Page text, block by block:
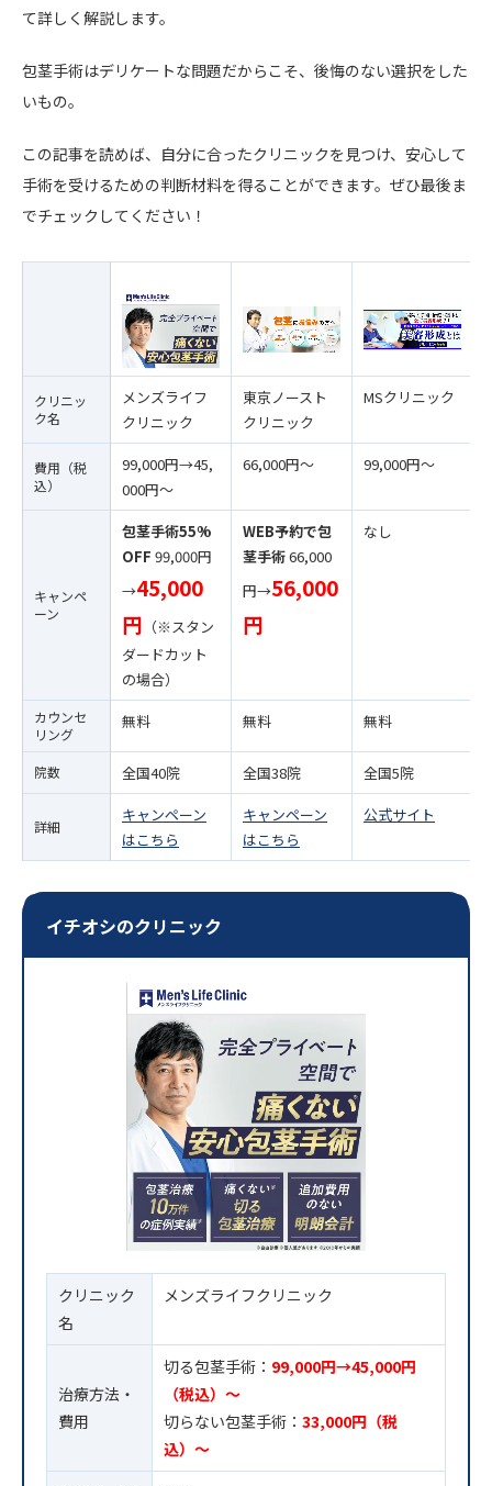
て詳しく解説します。
包茎手術はデリケートな問題だからこそ、後悔のない選択をした
いもの。
この記事を読めば、自分に合ったクリニックを見つけ、安心して
手術を受けるための判断材料を得ることができます。ぜひ最後ま
でチェックしてください！
クリニッ
ク名
メンズライフ
クリニック
東京ノースト
クリニック
MSクリニック
費用（税
込）
99,000円→45,
000円〜
66,000円〜 99,000円〜
キャンペ
ーン
包茎手術55%
OFF 99,000円
→45,000
円 （※スタン
ダードカット
の場合）
WEB予約で包
茎手術66,000
円→56,000
円
なし
カウンセ
リング
無料 無料 無料
院数 全国40院 全国38院 全国5院
詳細
キャンペーン
はこちら
キャンペーン
はこちら
公式サイト
イチオシのクリニック
クリニック
名
メンズライフクリニック
治療方法・
費用
切る包茎手術： 99,000円→45,000円
（税込）〜
切らない包茎手術： 33,000円（税
込）〜